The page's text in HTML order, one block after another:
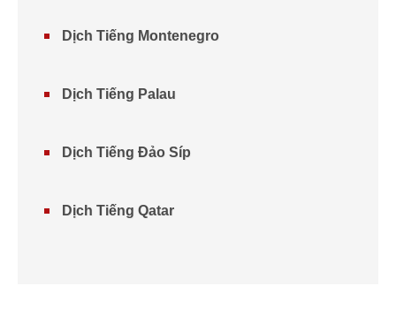
Dịch Tiếng Montenegro
Dịch Tiếng Palau
Dịch Tiếng Đảo Síp
Dịch Tiếng Qatar